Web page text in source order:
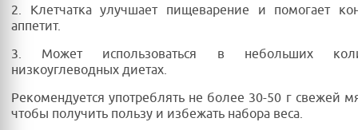
2. Клетчатка улучшает пищеварение и помогает
аппетит.
3. Может использоваться в небольших
низкоуглеводных диетах.
Рекомендуется употреблять не более 30-50 г свежей
чтобы получить пользу и избежать набора веса.